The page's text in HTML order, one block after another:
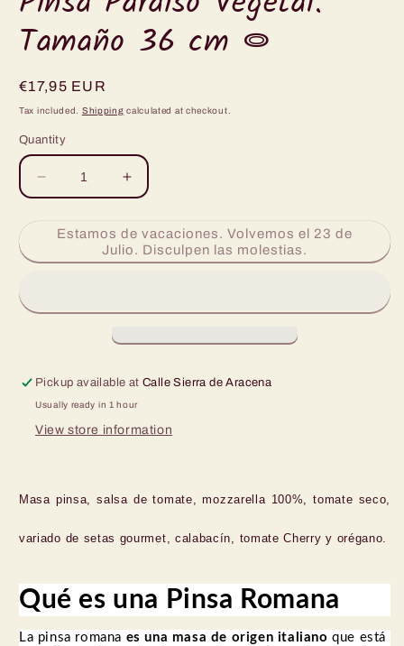
modal
Tamaño 36 cm ⭖
Regular
price
€17,95 EUR
Tax included. Shipping calculated at checkout.
Quantity
Decrease
quantity
Pinsa
Paraíso
36
Increase
quantity
Pinsa
Paraíso
36
Estamos de vacaciones. Volvemos el 23 de
Julio. Disculpen las molestias.
Pickup available atCalle Sierra de Aracena
Usually ready in 1 hour
View store information
Masa pinsa, salsa de tomate, mozzarella 100%, tomate seco,
variado de setas gourmet, calabacín, tomate Cherry y orégano.
Qué es una Pinsa Romana
La pinsa romana es una masa de origen italiano que está